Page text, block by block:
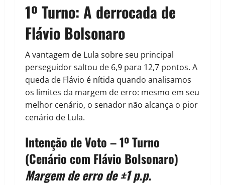
1º Turno: A derrocada de
Flávio Bolsonaro
A vantagem de Lula sobre seu principal
perseguidor saltou de 6,9 para 12,7 pontos. A
queda de Flávio é nítida quando analisamos
os limites da margem de erro: mesmo em seu
melhor cenário, o senador não alcança o pior
cenário de Lula.
Intenção de Voto – 1º Turno
(Cenário com Flávio Bolsonaro)
Margem de erro de ±1 p.p.